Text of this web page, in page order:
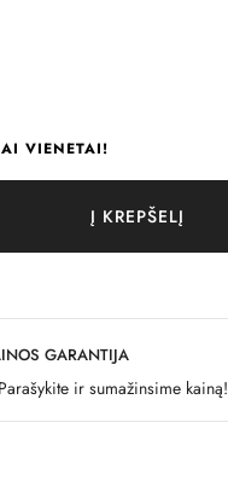
VIENETAI!
Į KREPŠELĮ
GARANTIJA
ir sumažinsime kainą!